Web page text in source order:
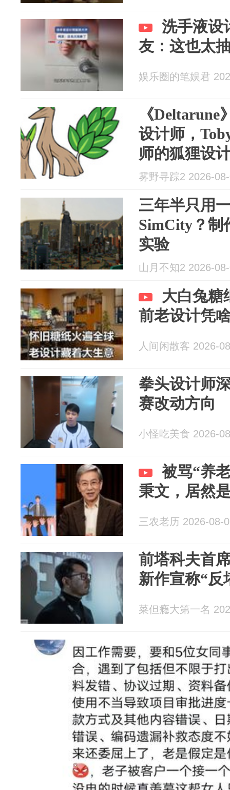
洗手液设
友：这也太
娱乐圈的笔娱君
《
设计师，
师的狐狸设
雾野寻踪2 2026-
三年半只用
SimCity？制
实验
山月不知2 2026-
大白兔糖
前老设计凭
人间闲散客 2026-
拳头设计师
赛改动方向
小怪吃美食 2026-
被骂“养
秉文，居然
三农老历 2026-08-
前塔科夫首
新作宣称“反
菜但瘾大第一名